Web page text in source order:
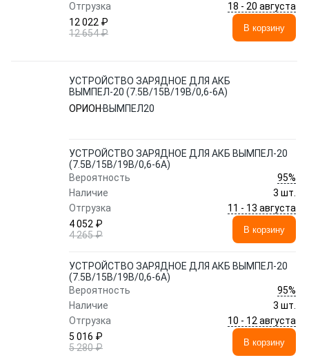
Отгрузка
18 - 20 августа
12 022 ₽
12 654 ₽
В корзину
УСТРОЙСТВО ЗАРЯДНОЕ ДЛЯ АКБ
ВЫМПЕЛ-20 (7.5В/15В/19B/0,6-6А)
ОРИОН ВЫМПЕЛ20
УСТРОЙСТВО ЗАРЯДНОЕ ДЛЯ АКБ ВЫМПЕЛ-20
(7.5В/15В/19B/0,6-6А)
Вероятность
95%
Наличие
3 шт.
Отгрузка
11 - 13 августа
4 052 ₽
4 265 ₽
В корзину
УСТРОЙСТВО ЗАРЯДНОЕ ДЛЯ АКБ ВЫМПЕЛ-20
(7.5В/15В/19B/0,6-6А)
Вероятность
95%
Наличие
3 шт.
Отгрузка
10 - 12 августа
5 016 ₽
5 280 ₽
В корзину